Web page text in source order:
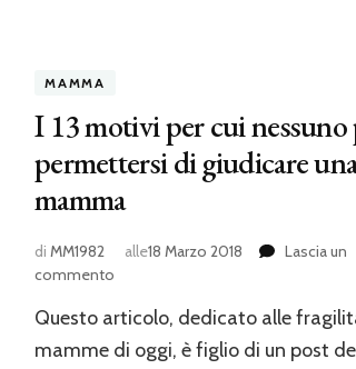
MAMMA
I 13 motivi per cui
permettersi di giudicare
mamma
di MM1982 alle18 Marzo 2018
Lascia un
commentosu
13
motivi
Questo articolo, dedicato alle
mamme di oggi, è figlio di un post